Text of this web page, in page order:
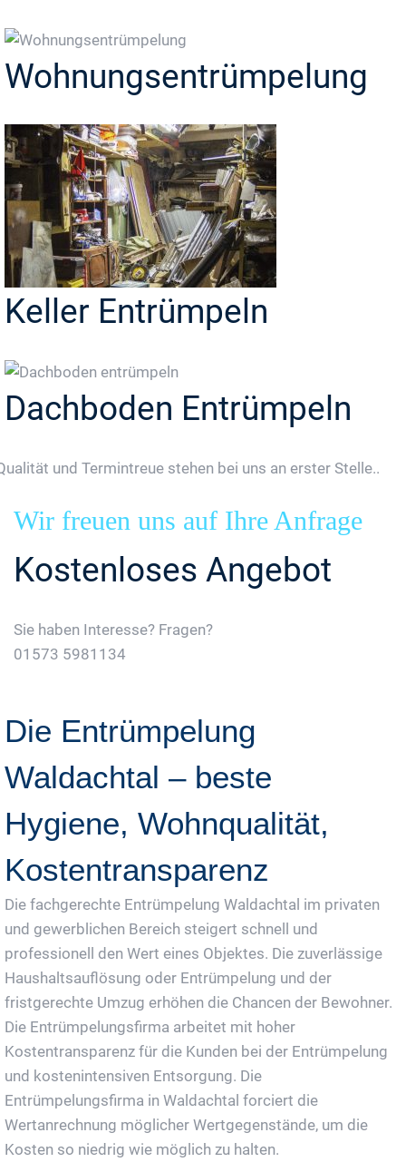
Wohnungsentrümpelung
Keller Entrümpeln
Dachboden Entrümpeln
und Termintreue stehen bei uns an erster Stelle..
Wir freuen uns auf Ihre Anfrage
Kostenloses Angebot
Sie haben Interesse? Fragen?
01573 5981134
Die Entrümpelung
Waldachtal – beste
Hygiene, Wohnqualität,
Kostentransparenz
Die fachgerechte Entrümpelung Waldachtal im privaten
und gewerblichen Bereich steigert schnell und
professionell den Wert eines Objektes. Die zuverlässige
Haushaltsauflösung oder Entrümpelung und der
fristgerechte Umzug erhöhen die Chancen der Bewohner.
Die Entrümpelungsfirma arbeitet mit hoher
Kostentransparenz für die Kunden bei der Entrümpelung
und kostenintensiven Entsorgung. Die
Entrümpelungsfirma in Waldachtal forciert die
Wertanrechnung möglicher Wertgegenstände, um die
Kosten so niedrig wie möglich zu halten.